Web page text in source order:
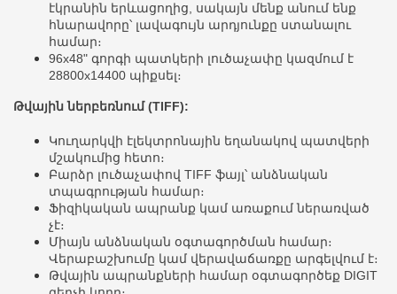
էկրանին երևացողից, սակայն մենք անում ենք
հնարավորը՝ լավագույն արդյունքը ստանալու
համար։
96x48" գորգի պատկերի լուծաչափը կազմում է
28800x14400 պիքսել։
Թվային ներբեռնում (TIFF):
Կուղարկվի էլեկտրոնային եղանակով պատվերի
մշակումից հետո։
Բարձր լուծաչափով TIFF ֆայլ՝ անձնական
տպագրության համար։
Ֆիզիկական ապրանք կամ առաքում ներառված
չէ։
Միայն անձնական օգտագործման համար։
Վերաբաշխումը կամ վերավաճառքը արգելվում է։
Թվային ապրանքների համար օգտագործեք DIGIT